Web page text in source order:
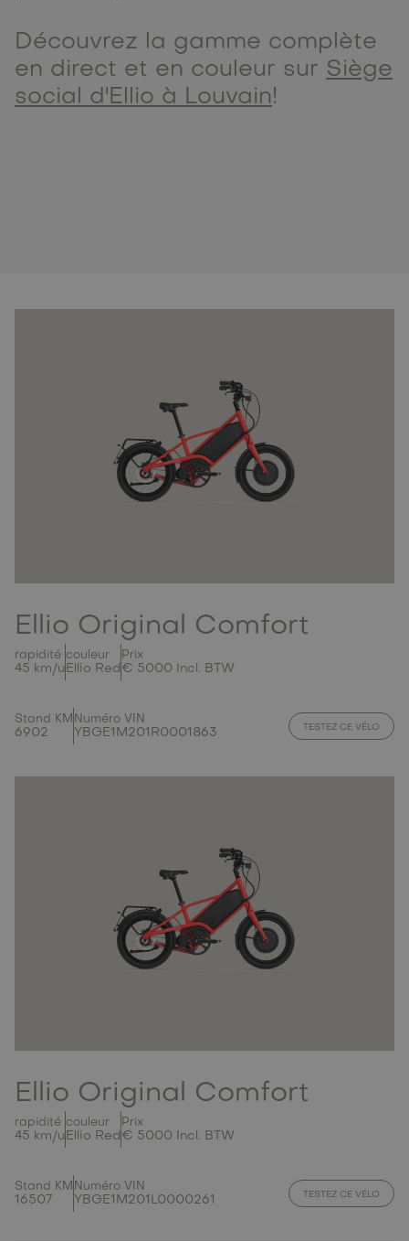
Découvrez la gamme complète
en direct et en couleur sur Siège
social d'Ellio à Louvain!
Ellio Original Comfort
rapidité
45 km/u
couleur
Ellio Red
Prix
€ 5000 Incl. BTW
Stand KM
6902
Numéro VIN
YBGE1M201R0001863
TESTEZ CE VÉLO
Ellio Original Comfort
rapidité
45 km/u
couleur
Ellio Red
Prix
€ 5000 Incl. BTW
Stand KM
16507
Numéro VIN
YBGE1M201L0000261
TESTEZ CE VÉLO